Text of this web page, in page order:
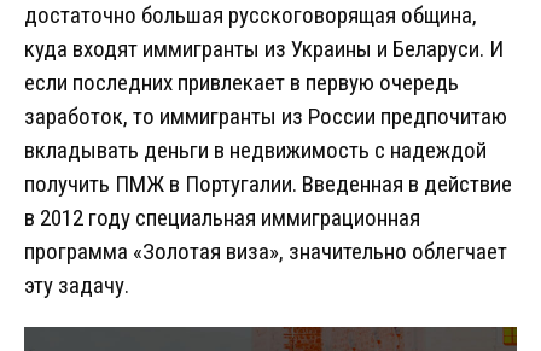
достаточно большая русскоговорящая община,
куда входят иммигранты из Украины и Беларуси. И
если последних привлекает в первую очередь
заработок, то иммигранты из России предпочитаю
вкладывать деньги в недвижимость с надеждой
получить ПМЖ в Португалии. Введенная в действие
в 2012 году специальная иммиграционная
программа «Золотая виза», значительно облегчает
эту задачу.